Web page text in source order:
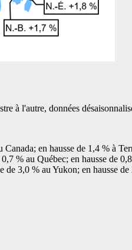
à l'autre, données
en hausse de 1,4 % à
% au Québec; en hausse de
3,0 % au Yukon; en hausse